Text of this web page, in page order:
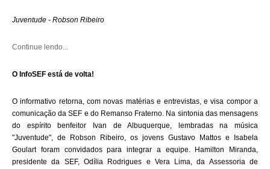
Juventude - Robson Ribeiro
Continue lendo...
O InfoSEF está de volta!
O informativo retorna, com novas matérias e entrevistas, e visa compor a
comunicação da SEF e do Remanso Fraterno. Na sintonia das mensagens
do espírito benfeitor Ivan de Albuquerque, lembradas na música
"Juventude", de Robson Ribeiro, os jovens Gustavo Mattos e Isabela
Goulart foram convidados para integrar a equipe. Hamilton Miranda,
presidente da SEF, Odília Rodrigues e Vera Lima, da Assessoria de